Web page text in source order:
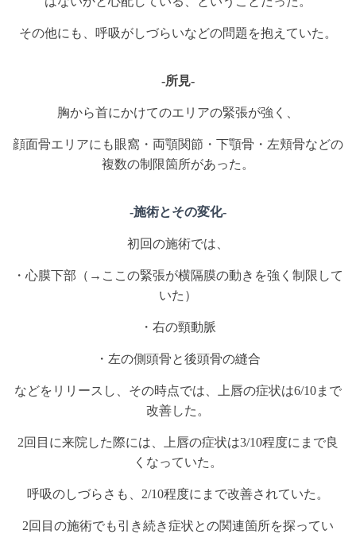
その他にも、呼吸がしづらいなどの問題を抱えていた。
-所見-
胸から首にかけてのエリアの緊張が強く、
顔面骨エリアにも眼窩・両顎関節・下顎骨・左頬骨などの
複数の制限箇所があった。
-施術とその変化-
初回の施術では、
・心膜下部（→ここの緊張が横隔膜の動きを強く制限して
いた）
・右の頸動脈
・左の側頭骨と後頭骨の縫合
などをリリースし、その時点では、上唇の症状は6/10まで
改善した。
2回目に来院した際には、上唇の症状は3/10程度にまで良
くなっていた。
呼吸のしづらさも、2/10程度にまで改善されていた。
2回目の施術でも引き続き症状との関連箇所を探ってい